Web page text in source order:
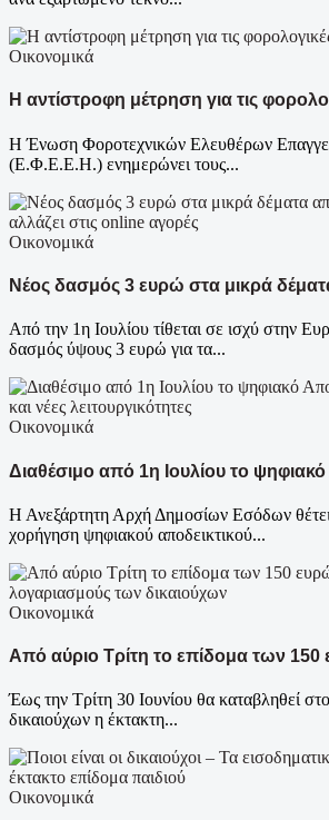
Οικονομικά
Η αντίστροφη μέτρηση για τις
Η Ένωση Φοροτεχνικών Ελευθέρων
(Ε.Φ.Ε.Ε.Η.) ενημερώνει τους...
Οικονομικά
Νέος δασμός 3 ευρώ στα μικρά
Από την 1η Ιουλίου τίθεται σε ισχύ στην
δασμός ύψους 3 ευρώ για τα...
Οικονομικά
Διαθέσιμο από 1η Ιουλίου το ψηφιακό
Η Ανεξάρτητη Αρχή Δημοσίων Εσόδων θέτει
χορήγηση ψηφιακού αποδεικτικού...
Οικονομικά
Από αύριο Τρίτη το επίδομα των 150
Έως την Τρίτη 30 Ιουνίου θα καταβληθεί
δικαιούχων η έκτακτη...
Οικονομικά